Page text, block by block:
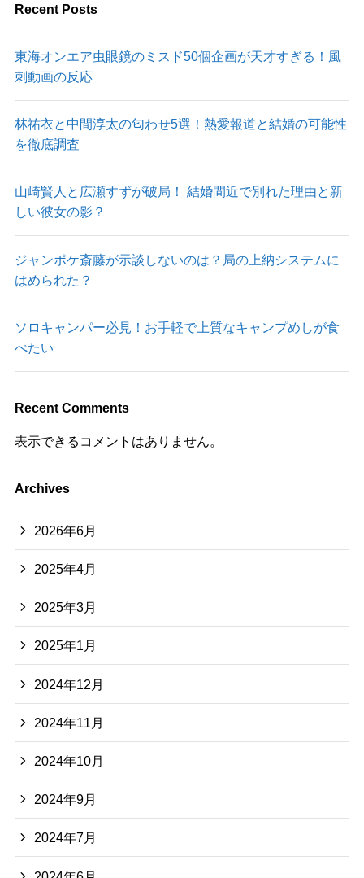
Recent Posts
東海オンエア虫眼鏡のミスド50個企画が天才すぎる！風
刺動画の反応
林祐衣と中間淳太の匂わせ5選！熱愛報道と結婚の可能性
を徹底調査
山崎賢人と広瀬すずが破局！ 結婚間近で別れた理由と新
しい彼女の影？
ジャンポケ斎藤が示談しないのは？局の上納システムに
はめられた？
ソロキャンパー必見！お手軽で上質なキャンプめしが食
べたい
Recent Comments
表示できるコメントはありません。
Archives
2026年6月
2025年4月
2025年3月
2025年1月
2024年12月
2024年11月
2024年10月
2024年9月
2024年7月